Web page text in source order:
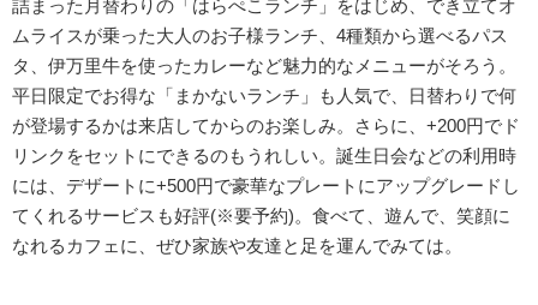
詰まった月替わりの「はらぺこランチ」をはじめ、でき立てオ
ムライスが乗った大人のお子様ランチ、4種類から選べるパス
タ、伊万里牛を使ったカレーなど魅力的なメニューがそろう。
平日限定でお得な「まかないランチ」も人気で、日替わりで何
が登場するかは来店してからのお楽しみ。さらに、+200円でド
リンクをセットにできるのもうれしい。誕生日会などの利用時
には、デザートに+500円で豪華なプレートにアップグレードし
てくれるサービスも好評(※要予約)。食べて、遊んで、笑顔に
なれるカフェに、ぜひ家族や友達と足を運んでみては。